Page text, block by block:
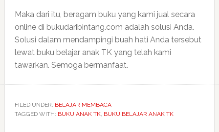
Maka dari itu, beragam buku yang kami jual secara
online di bukudaribintang.com adalah solusi Anda.
Solusi dalam mendampingi buah hati Anda tersebut
lewat buku belajar anak TK yang telah kami
tawarkan. Semoga bermanfaat.
FILED UNDER: BELAJAR MEMBACA
TAGGED WITH: BUKU ANAK TK, BUKU BELAJAR ANAK TK